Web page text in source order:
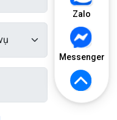
Zalo
Messenger